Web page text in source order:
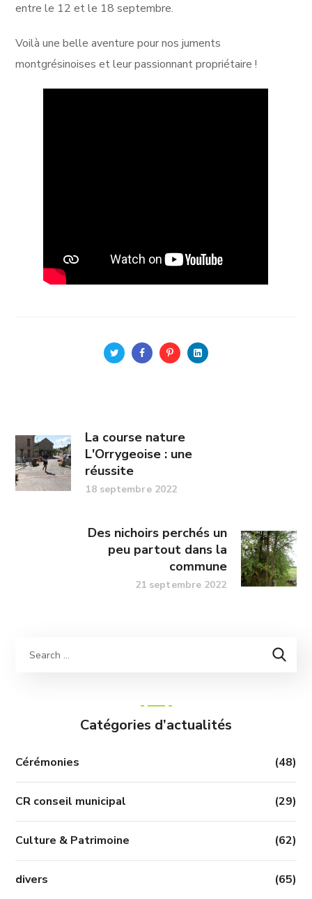
entre le 12 et le 18 septembre.
Voilà une belle aventure pour nos juments
montgrésinoises et leur passionnant propriétaire !
La course nature
L'Orrygeoise : une
réussite
18 septembre 2022
Des nichoirs perchés un
peu partout dans la
commune
21 septembre 2022
Catégories d’actualités
Cérémonies (48)
CR conseil municipal (29)
Culture & Patrimoine (62)
divers (65)